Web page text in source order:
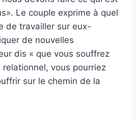
Le couple exprime à quel
de travailler sur eux-
de nouvelles
dis « que vous souffrez
vous pourriez
sur le chemin de la